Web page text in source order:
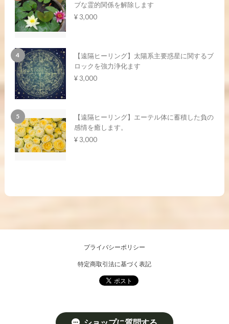
ブな霊的関係を解除します
¥ 3,000
【遠隔ヒーリング】太陽系主要惑星に関するブ
ロックを強力浄化ます
¥ 3,000
【遠隔ヒーリング】エーテル体に蓄積した負の
感情を癒します。
¥ 3,000
プライバシーポリシー
特定商取引法に基づく表記